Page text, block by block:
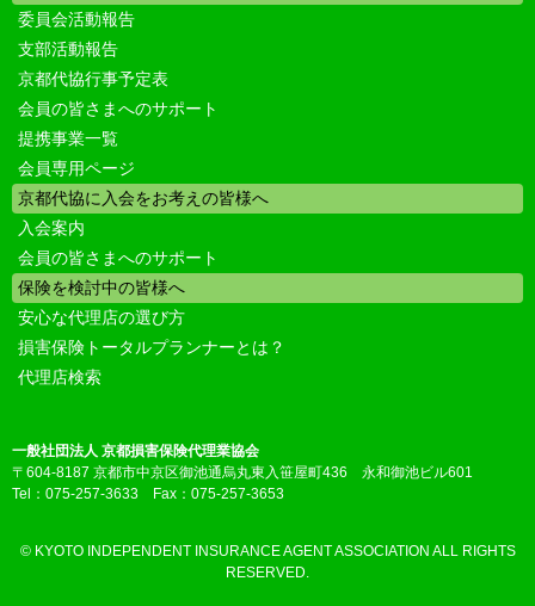
委員会活動報告
支部活動報告
京都代協行事予定表
会員の皆さまへのサポート
提携事業一覧
会員専用ページ
京都代協に入会をお考えの皆様へ
入会案内
会員の皆さまへのサポート
保険を検討中の皆様へ
安心な代理店の選び方
損害保険トータルプランナーとは？
代理店検索
一般社団法人 京都損害保険代理業協会
〒604-8187 京都市中京区御池通烏丸東入笹屋町436 永和御池ビル601
Tel：075-257-3633 Fax：075-257-3653
© KYOTO INDEPENDENT INSURANCE AGENT ASSOCIATION ALL RIGHTS
RESERVED.